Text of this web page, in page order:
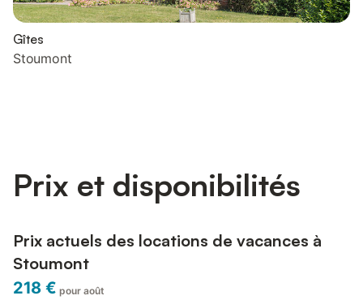
Gîtes
Stoumont
Prix et disponibilités
Prix actuels des locations de vacances à
Stoumont
218 € pour août